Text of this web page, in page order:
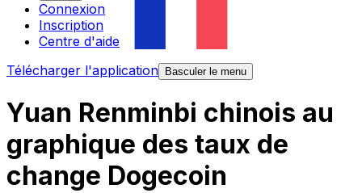
Connexion
Inscription
Centre d'aide
Télécharger l'application
Basculer le menu
Yuan Renminbi chinois au
graphique des taux de
change Dogecoin